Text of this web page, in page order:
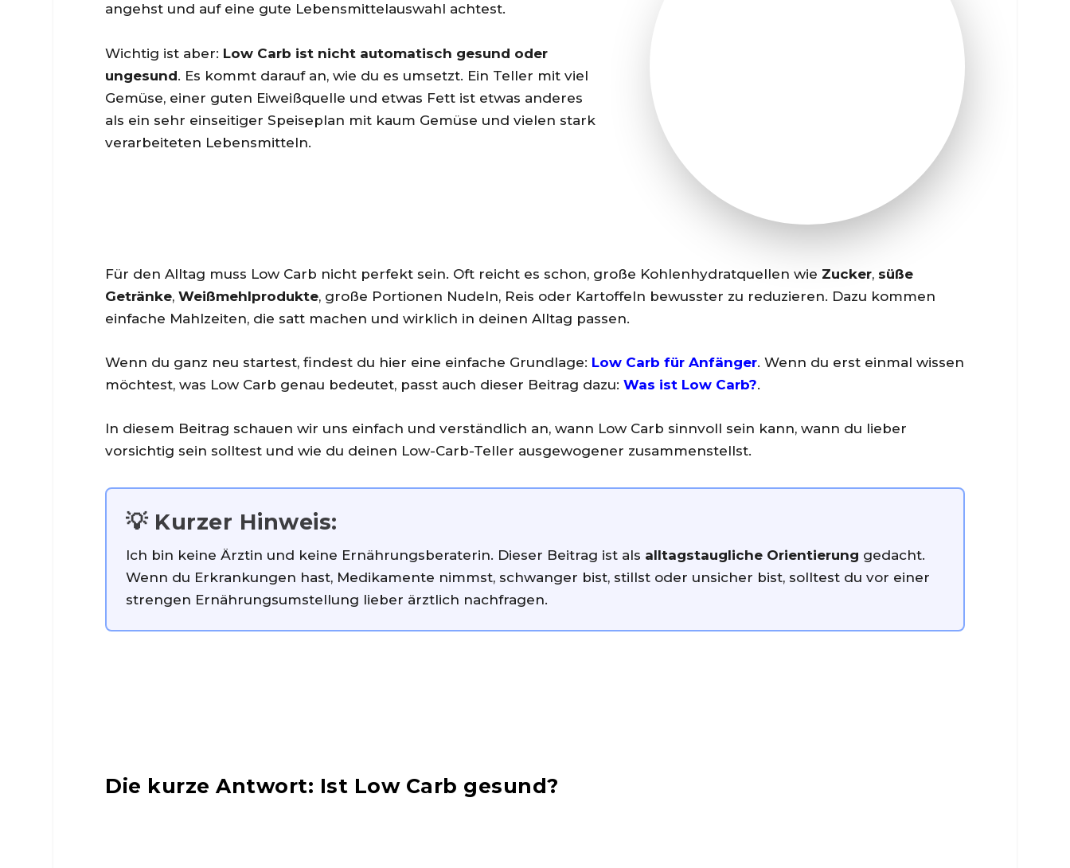
angehst und auf eine gute Lebensmittelauswahl achtest.
Wichtig ist aber: Low Carb ist nicht automatisch gesund oder
ungesund. Es kommt darauf an, wie du es umsetzt. Ein Teller mit viel
Gemüse, einer guten Eiweißquelle und etwas Fett ist etwas anderes
als ein sehr einseitiger Speiseplan mit kaum Gemüse und vielen stark
verarbeiteten Lebensmitteln.
Für den Alltag muss Low Carb nicht perfekt sein. Oft reicht es schon, große Kohlenhydratquellen wie Zucker, süße
Getränke, Weißmehlprodukte, große Portionen Nudeln, Reis oder Kartoffeln bewusster zu reduzieren. Dazu kommen
einfache Mahlzeiten, die satt machen und wirklich in deinen Alltag passen.
Wenn du ganz neu startest, findest du hier eine einfache Grundlage: Low Carb für Anfänger. Wenn du erst einmal wissen
möchtest, was Low Carb genau bedeutet, passt auch dieser Beitrag dazu: Was ist Low Carb?.
In diesem Beitrag schauen wir uns einfach und verständlich an, wann Low Carb sinnvoll sein kann, wann du lieber
vorsichtig sein solltest und wie du deinen Low-Carb-Teller ausgewogener zusammenstellst.
💡 Kurzer Hinweis:
Ich bin keine Ärztin und keine Ernährungsberaterin. Dieser Beitrag ist als alltagstaugliche Orientierung gedacht.
Wenn du Erkrankungen hast, Medikamente nimmst, schwanger bist, stillst oder unsicher bist, solltest du vor einer
strengen Ernährungsumstellung lieber ärztlich nachfragen.
Die kurze Antwort: Ist Low Carb gesund?